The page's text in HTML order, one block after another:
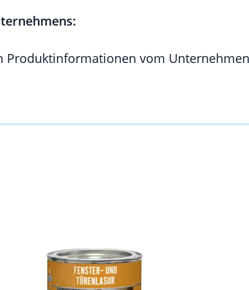
Produktinformationen vom